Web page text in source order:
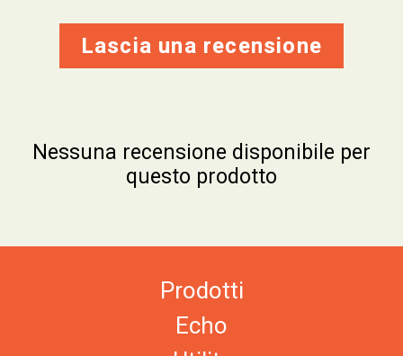
Lascia una recensione
Nessuna recensione disponibile per
questo prodotto
Prodotti
Echo